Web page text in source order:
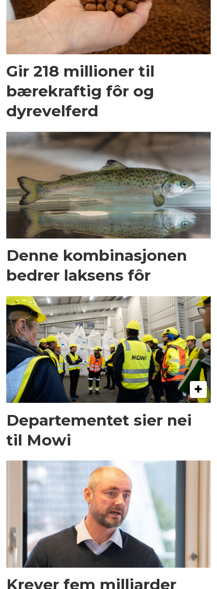
Gir 218 millioner til
bærekraftig fôr og
dyrevelferd
Denne kombinasjonen
bedrer laksens fôr
Departementet sier nei
til Mowi
Krever fem milliarder